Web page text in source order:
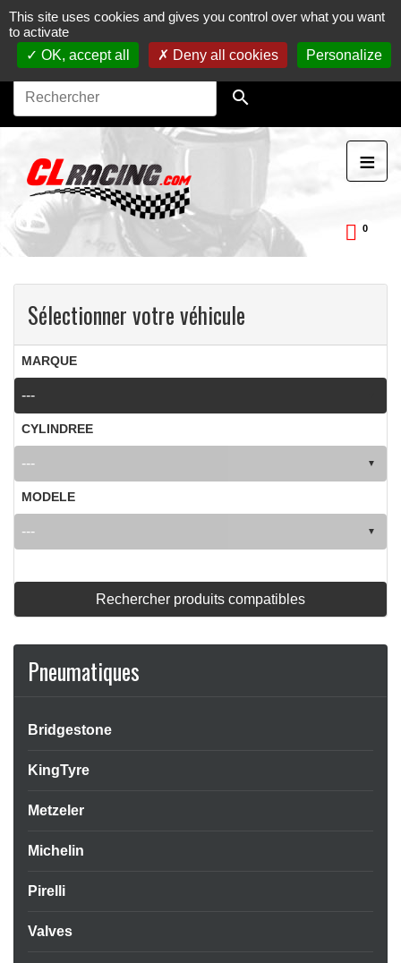
Journées, stages et baptêmes moto sur circuit.Vente en
ligne de pièces détachées moto.
préparation moto

≡
0
Sélectionner votre véhicule
MARQUE
CYLINDREE
MODELE
Rechercher produits compatibles
Pneumatiques
Bridgestone
KingTyre
Metzeler
Michelin
Pirelli
Valves
This site uses cookies and gives you control over what you want
to activate
OK, accept all
Deny all cookies Personalize